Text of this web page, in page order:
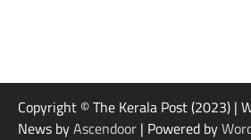
Copyright © The Kerala Post (2023) |
News byAscendoor | Powered by